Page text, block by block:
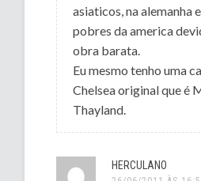
asiaticos, na alemanha
pobres da america
obra barata.
Eu mesmo tenho uma
Chelsea original que é
Thayland.
HERCULANO